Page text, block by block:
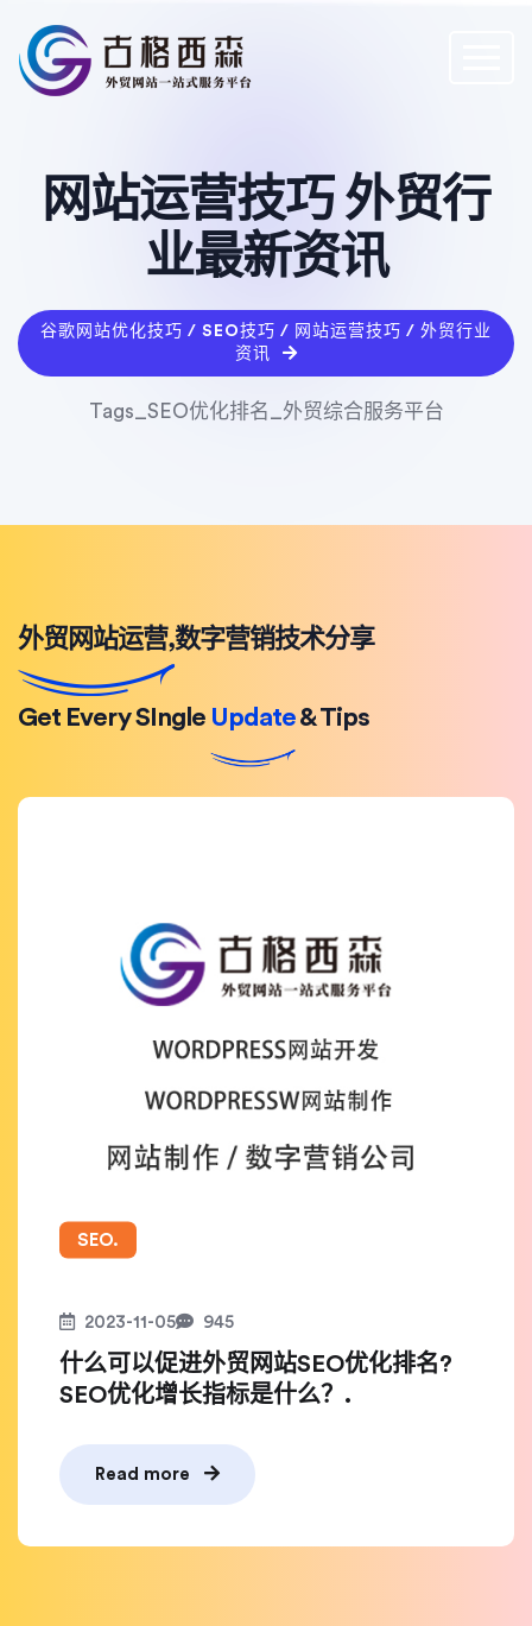
网站运营技巧 外贸行
业最新资讯
谷歌网站优化技巧 / SEO技巧 / 网站运营技巧 / 外贸行业
资讯
Tags_SEO优化排名_外贸综合服务平台
外贸网站运营,数字营销技术分享
Get Every SIngle Update& Tips
SEO.
2023-11-05 945
什么可以促进外贸网站SEO优化排名?
SEO优化增长指标是什么？.
Read more